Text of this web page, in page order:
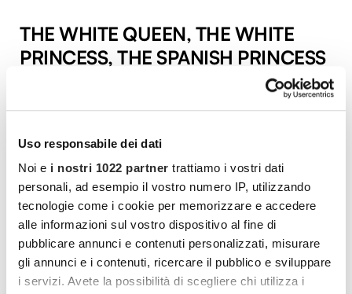
Uso responsabile dei dati
Noi e i nostri 1022 partner trattiamo i vostri dati
personali, ad esempio il vostro numero IP, utilizzando
tecnologie come i cookie per memorizzare e accedere
alle informazioni sul vostro dispositivo al fine di
pubblicare annunci e contenuti personalizzati, misurare
gli annunci e i contenuti, ricercare il pubblico e sviluppare
i servizi. Avete la possibilità di scegliere chi utilizza i
THE WHITE QUEEN, THE WHITE
PRINCESS, THE SPANISH PRINCESS
Dove guardarle: TIMVision e Starzplay
appassionati della storia della
inglese, che segue, in ordine cronologico, la
salita al potere della dinastia deiTudor: si parte
conElisabetta Woodville, protagonista di
White Queen, interpretata da Rebecca
Ferguson, per proseguire conElisabetta di